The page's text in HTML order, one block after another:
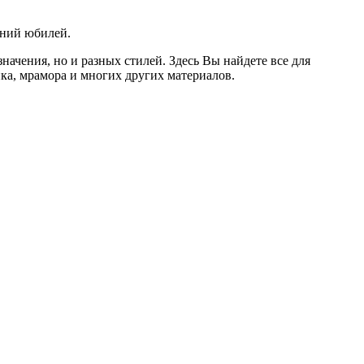
юбилей.
но и разных стилей. Здесь Вы найдете все для
мрамора и многих других материалов.